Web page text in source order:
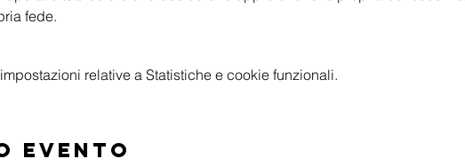
fede.
relative a Statistiche e cookie funzionali.
evento